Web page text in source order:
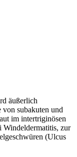
äußerlich
von subakuten und
im intertriginösen
Windeldermatitis, zur
(Ulcus